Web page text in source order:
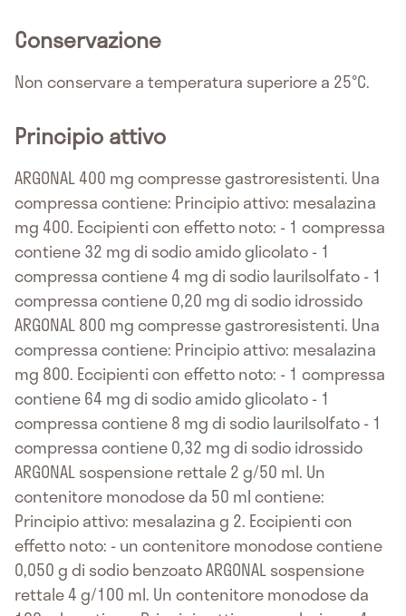
Conservazione
Non conservare a temperatura superiore a 25°C.
Principio attivo
ARGONAL 400 mg compresse gastroresistenti. Una
compressa contiene: Principio attivo: mesalazina
mg 400. Eccipienti con effetto noto: - 1 compressa
contiene 32 mg di sodio amido glicolato - 1
compressa contiene 4 mg di sodio laurilsolfato - 1
compressa contiene 0,20 mg di sodio idrossido
ARGONAL 800 mg compresse gastroresistenti. Una
compressa contiene: Principio attivo: mesalazina
mg 800. Eccipienti con effetto noto: - 1 compressa
contiene 64 mg di sodio amido glicolato - 1
compressa contiene 8 mg di sodio laurilsolfato - 1
compressa contiene 0,32 mg di sodio idrossido
ARGONAL sospensione rettale 2 g/50 ml. Un
contenitore monodose da 50 ml contiene:
Principio attivo: mesalazina g 2. Eccipienti con
effetto noto: - un contenitore monodose contiene
0,050 g di sodio benzoato ARGONAL sospensione
rettale 4 g/100 ml. Un contenitore monodose da